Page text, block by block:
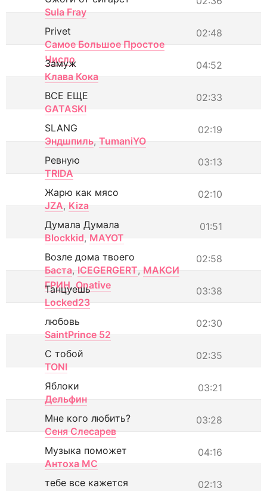
Sula Fray
02:48
Privet
Самое Большое Простое
Число
04:52
Замуж
Клава Кока
02:33
ВСЕ ЕЩЕ
GATASKI
02:19
SLANG
Эндшпиль, TumaniYO
03:13
Ревную
TRIDA
02:10
Жарю как мясо
JZA, Kiza
01:51
Думала Думала
Blockkid, MAYOT
02:58
Возле дома твоего
Баста, ICEGERGERT, МАКСИ
ГРИН, Onative 03:38
Танцуешь
Locked23
02:30
любовь
SaintPrince 52
02:35
С тобой
TONI
03:21
Яблоки
Дельфин
03:28
Мне кого любить?
Сеня Слесарев
04:16
Музыка поможет
Антоха МС
02:13
тебе все кажется